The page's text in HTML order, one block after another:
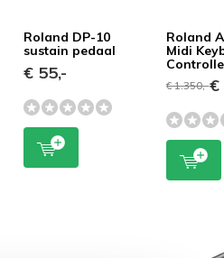
Roland DP-10
sustain pedaal
€ 55,-
Roland
Midi
€ 1.350,-€